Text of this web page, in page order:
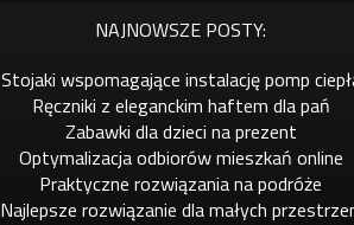
NAJNOWSZE POSTY:
Stojaki wspomagające instalację pomp
Ręczniki z eleganckim haftem dla pań
Zabawki dla dzieci na prezent
Optymalizacja odbiorów mieszkań online
Praktyczne rozwiązania na podróże
Najlepsze rozwiązanie dla małych